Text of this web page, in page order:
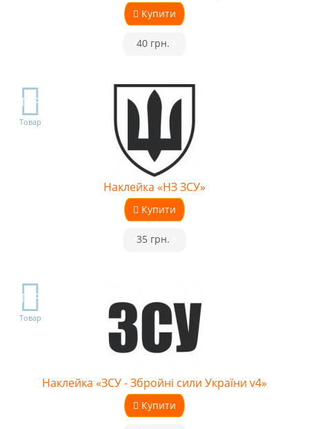
Купити
40 грн.
TOP
Товар
Наклейка «НЗ ЗСУ»
Купити
35 грн.
TOP
Товар
Наклейка «ЗСУ - Збройні сили України v4»
Купити